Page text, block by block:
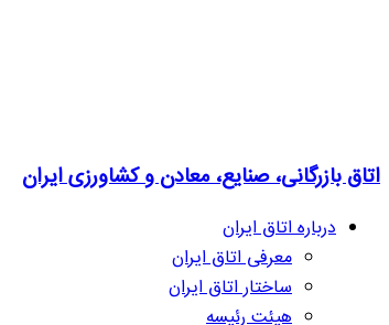
اتاق بازرگانی، صنایع، معادن و کشاورزی ایران
درباره اتاق ایران
معرفی اتاق ایران
ساختار اتاق ایران
هیئت رئیسه